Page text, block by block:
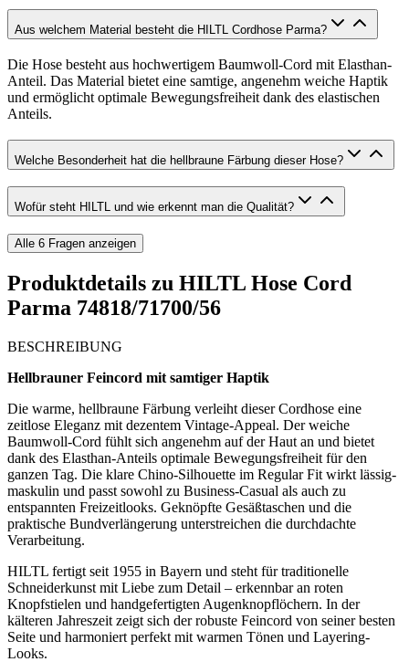
Aus welchem Material besteht die HILTL Cordhose Parma?
Die Hose besteht aus hochwertigem Baumwoll-Cord mit Elasthan-
Anteil. Das Material bietet eine samtige, angenehm weiche Haptik
und ermöglicht optimale Bewegungsfreiheit dank des elastischen
Anteils.
Welche Besonderheit hat die hellbraune Färbung dieser Hose?
Wofür steht HILTL und wie erkennt man die Qualität?
Alle 6 Fragen anzeigen
Produktdetails zu HILTL Hose Cord
Parma 74818/71700/56
BESCHREIBUNG
Hellbrauner Feincord mit samtiger Haptik
Die warme, hellbraune Färbung verleiht dieser Cordhose eine
zeitlose Eleganz mit dezentem Vintage-Appeal. Der weiche
Baumwoll-Cord fühlt sich angenehm auf der Haut an und bietet
dank des Elasthan-Anteils optimale Bewegungsfreiheit für den
ganzen Tag. Die klare Chino-Silhouette im Regular Fit wirkt lässig-
maskulin und passt sowohl zu Business-Casual als auch zu
entspannten Freizeitlooks. Geknöpfte Gesäßtaschen und die
praktische Bundverlängerung unterstreichen die durchdachte
Verarbeitung.
HILTL fertigt seit 1955 in Bayern und steht für traditionelle
Schneiderkunst mit Liebe zum Detail – erkennbar an roten
Knopfstielen und handgefertigten Augenknopflöchern. In der
kälteren Jahreszeit zeigt sich der robuste Feincord von seiner besten
Seite und harmoniert perfekt mit warmen Tönen und Layering-
Looks.